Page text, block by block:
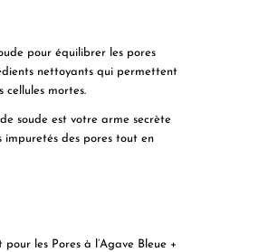
pour équilibrer les pores
nettoyants qui permettent
cellules mortes.
soude est votre arme secrète
des pores tout en
les Pores à l’Agave Bleue +